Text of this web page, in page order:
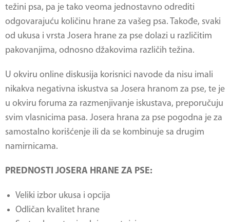
težini psa, pa je tako veoma jednostavno odrediti
odgovarajuću količinu hrane za vašeg psa. Takođe, svaki
od ukusa i vrsta Josera hrane za pse dolazi u različitim
pakovanjima, odnosno džakovima različih težina.
U okviru online diskusija korisnici navode da nisu imali
nikakva negativna iskustva sa Josera hranom za pse, te je
u okviru foruma za razmenjivanje iskustava, preporučuju
svim vlasnicima pasa. Josera hrana za pse pogodna je za
samostalno korišćenje ili da se kombinuje sa drugim
namirnicama.
PREDNOSTI JOSERA HRANE ZA PSE:
Veliki izbor ukusa i opcija
Odličan kvalitet hrane